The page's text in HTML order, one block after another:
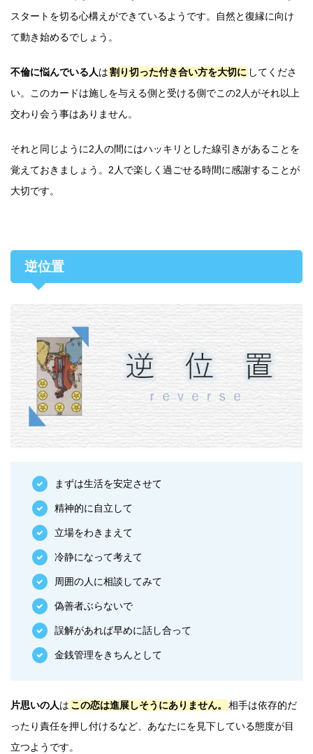
スタートを切る心構えができているようです。自然と復縁に向け
て動き始めるでしょう。
不倫に悩んでいる人は割り切った付き合い方を大切に してくださ
い。このカードは施しを与える側と受ける側でこの2人がそれ以上
交わり会う事はありません。
それと同じように2人の間にはハッキリとした線引きがあることを
覚えておきましょう。2人で楽しく過ごせる時間に感謝することが
大切です。
逆位置
まずは生活を安定させて
精神的に自立して
立場をわきまえて
冷静になって考えて
周囲の人に相談してみて
偽善者ぶらないで
誤解があれば早めに話し合って
金銭管理をきちんとして
片思いの人は この恋は進展しそうにありません。
相手は依存的だ
ったり責任を押し付けるなど、あなたにを見下している態度が目
立つようです。